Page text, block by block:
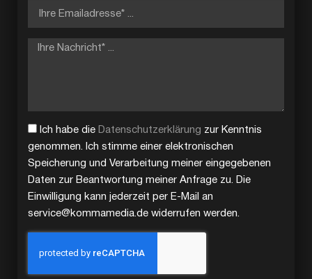
Ich habe die Datenschutzerklärung zur Kenntnis
genommen. Ich stimme einer elektronischen
Speicherung und Verarbeitung meiner eingegebenen
Daten zur Beantwortung meiner Anfrage zu. Die
Einwilligung kann jederzeit per E-Mail an
service@kommamedia.de widerrufen werden.